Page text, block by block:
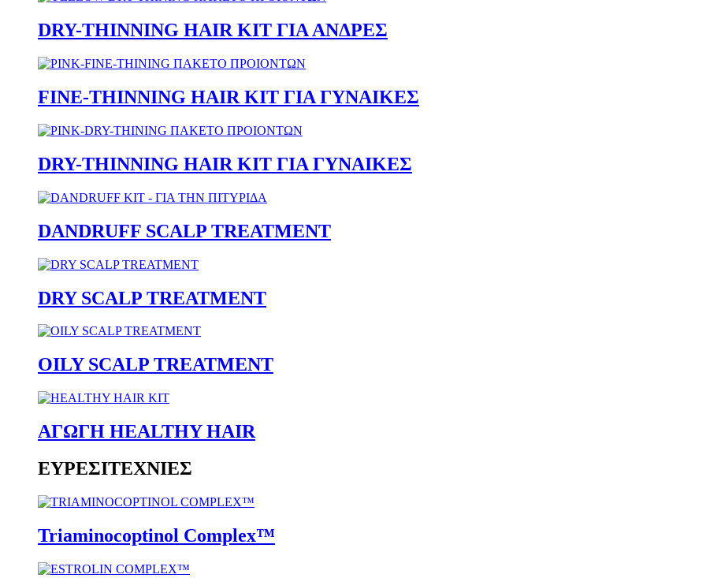
DRY-THINNING HAIR KIT ΓΙΑ ΑΝΔΡΕΣ
FINE-THINNING HAIR KIT ΓΙΑ ΓΥΝΑΙΚΕΣ
DRY-THINNING HAIR KIT ΓΙΑ ΓΥΝΑΙΚΕΣ
DANDRUFF SCALP TREATMENT
DRY SCALP TREATMENT
OILY SCALP TREATMENT
ΑΓΩΓΗ HEALTHY HAIR
ΕΥΡΕΣΙΤΕΧΝΙΕΣ
Triaminocoptinol Complex™